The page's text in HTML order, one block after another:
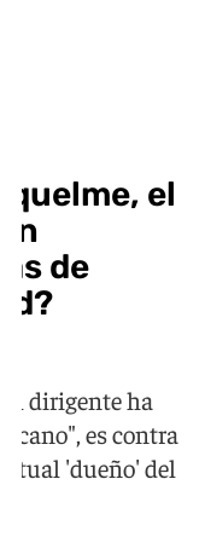
el
de
el dirigente ha
es contra
'dueño' del